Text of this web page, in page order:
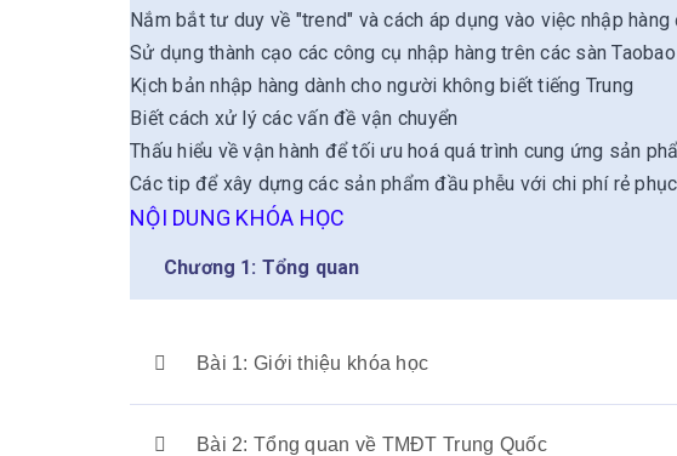
Nắm bắt tư duy về "trend" và cách áp dụng vào việc nhập
Sử dụng thành cạo các công cụ nhập hàng trên các sàn
Kịch bản nhập hàng dành cho người không biết tiếng Trung
Biết cách xử lý các vấn đề vận chuyển
Thấu hiểu về vận hành để tối ưu hoá quá trình cung ứng sản
Các tip để xây dựng các sản phẩm đầu phễu với chi phí rẻ
NỘI DUNG KHÓA HỌC
Chương 1: Tổng quan
Bài 1: Giới thiệu khóa học
Bài 2: Tổng quan về TMĐT Trung Quốc